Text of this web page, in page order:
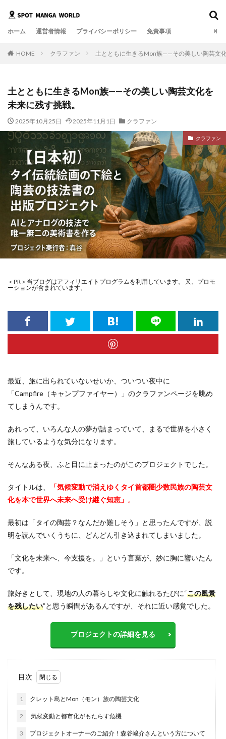
ホーム 運営者情報 プライバシーポリシー 免責事項
HOME クラファン 土とともに生きるMon族——その美しい陶芸文
土とともに生きるMon族——その美しい陶芸文化を
未来に残す挑戦。
2025年10月25日 2025年11月1日 クラファン
クラファン
＜PR＞当ブログはアフィリエイトプログラムを利用しています。 又、プロモ
ーションが含まれています。
最近、旅に出られていないせいか、ついつい夜中に
「Campfire（キャンプファイヤー）」のクラファンページを眺め
てしまうんです。
あれって、いろんな人の夢が詰まっていて、まるで世界を小さく
旅しているような気分になります。
そんなある夜、ふと目に止まったのがこのプロジェクトでした。
タイトルは、
「気候変動で消えゆくタイ首都圏少数民族の陶芸文
化を本で世界へ未来へ受け継ぐ知恵」 。
最初は「タイの陶芸？なんだか難しそう」と思ったんですが、説
明を読んでいくうちに、どんどん引き込まれてしまいました。
「文化を未来へ、今支援を。」という言葉が、妙に胸に響いたん
です。
旅好きとして、現地の人の暮らしや文化に触れるたびに“この風景
を残したい”と思う瞬間があるんですが、それに近い感覚でした。
プロジェクトの詳細を見る
目次
1 クレット島とMon（モン）族の陶芸文化
2 気候変動と都市化がもたらす危機
3 プロジェクトオーナーのご紹介！森谷峻介さんという方について